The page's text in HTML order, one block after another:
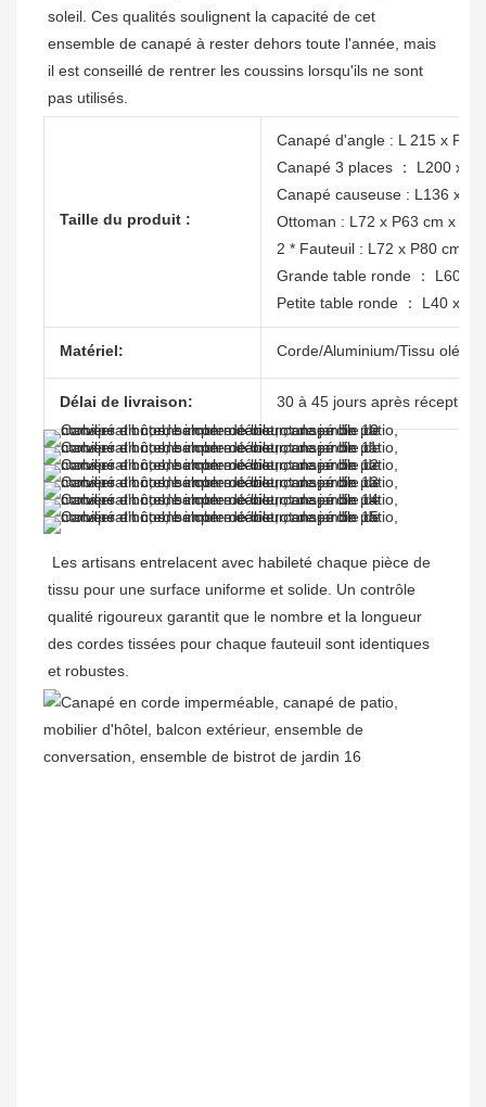
soleil. Ces qualités soulignent la capacité de cet
ensemble de canapé à rester dehors toute l'année, mais
il est conseillé de rentrer les coussins lorsqu'ils ne sont
pas utilisés.
Taille du produit :
Canapé d'angle : L 215 x P
Canapé 3 places ： L200 x
Canapé causeuse : L136 x
Ottoman : L72 x P63 cm x
2 * Fauteuil : L72 x P80 cm x
Grande table ronde ： L60 x
Petite table ronde ： L40 x
Matériel: Corde/Aluminium/Tissu
Délai de livraison: 30 à 45 jours après réception
Les artisans entrelacent avec habileté chaque pièce de
tissu pour une surface uniforme et solide. Un contrôle
qualité rigoureux garantit que le nombre et la longueur
des cordes tissées pour chaque fauteuil sont identiques
et robustes.